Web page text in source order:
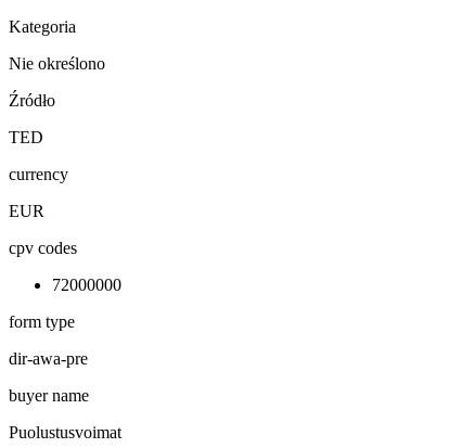
Kategoria
Nie określono
Źródło
TED
currency
EUR
cpv codes
72000000
form type
dir-awa-pre
buyer name
Puolustusvoimat